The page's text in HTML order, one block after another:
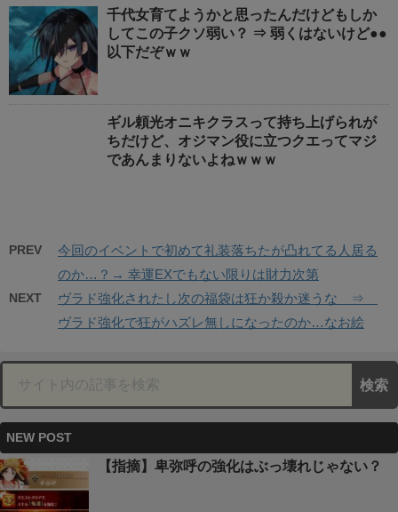
千代女育てようかと思ったんだけどもしか
してこの子クソ弱い？ ⇒ 弱くはないけど●●
以下だぞｗｗ
ギル頼光オニキクラスって持ち上げられが
ちだけど、オジマン役に立つクエってマジ
であんまりないよねｗｗｗ
PREV
今回のイベントで初めて礼装落ちたが凸れてる人居る
のか…？→ 幸運EXでもない限りは財力次第
NEXT
ヴラド強化されたし次の福袋は狂か殺か迷うな ⇒
ヴラド強化で狂がハズレ無しになったのか…なお絵
NEW POST
【指摘】卑弥呼の強化はぶっ壊れじゃない？